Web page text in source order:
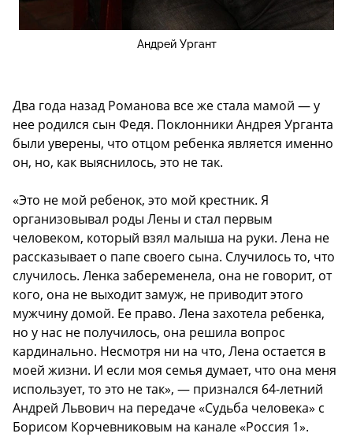
Андрей Ургант
Два года назад Романова все же стала мамой — у
нее родился сын Федя. Поклонники Андрея Урганта
были уверены, что отцом ребенка является именно
он, но, как выяснилось, это не так.
«Это не мой ребенок, это мой крестник. Я
организовывал роды Лены и стал первым
человеком, который взял малыша на руки. Лена не
рассказывает о папе своего сына. Случилось то, что
случилось. Ленка забеременела, она не говорит, от
кого, она не выходит замуж, не приводит этого
мужчину домой. Ее право. Лена захотела ребенка,
но у нас не получилось, она решила вопрос
кардинально. Несмотря ни на что, Лена остается в
моей жизни. И если моя семья думает, что она меня
использует, то это не так», — признался 64-летний
Андрей Львович на передаче «Судьба человека» с
Борисом Корчевниковым на канале «Россия 1».